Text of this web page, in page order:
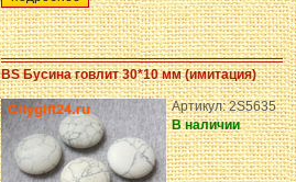
BS Бусина говлит 30*10 мм (имитация)
Артикул: 2S5635
В наличии